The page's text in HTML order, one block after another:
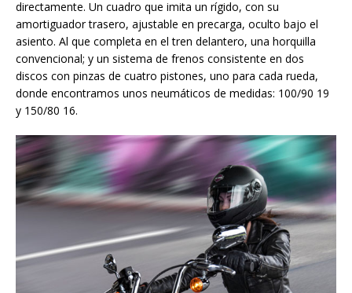
directamente. Un cuadro que imita un rígido, con su
amortiguador trasero, ajustable en precarga, oculto bajo el
asiento. Al que completa en el tren delantero, una horquilla
convencional; y un sistema de frenos consistente en dos
discos con pinzas de cuatro pistones, uno para cada rueda,
donde encontramos unos neumáticos de medidas: 100/90 19
y 150/80 16.